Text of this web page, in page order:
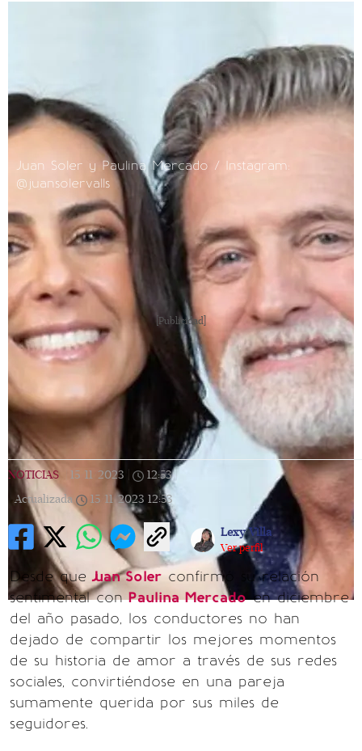
Juan Soler y Paulina Mercado / Instagram:
@juansolervalls
[Publicidad]
NOTICIAS 15/11/2023 12:53
Actualizada
15/11/2023 12:53
Lexy Villa
Ver perfil
Desde que Juan Solerconfirmó su relación
sentimental conPaulina Mercadoen diciembre
del año pasado, los conductores no han
dejado de compartir los mejores momentos
de su historia de amor a través de sus redes
sociales, convirtiéndose en una pareja
sumamente querida por sus miles de
seguidores.